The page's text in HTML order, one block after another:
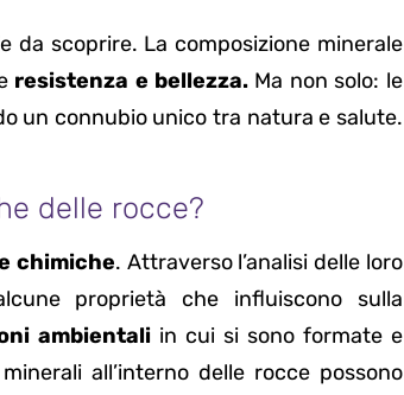
da scoprire. La composizione minerale
resistenza e bellezza. Ma non solo: le
un connubio unico tra natura e salute.
delle rocce?
chimiche. Attraverso l’analisi delle loro
proprietà che influiscono sulla
ambientali in cui si sono formate e
all’interno delle rocce possono